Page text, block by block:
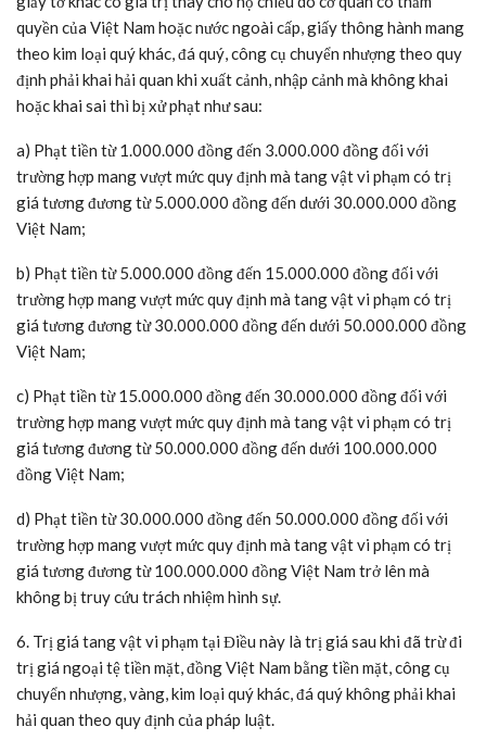
quyền của Việt Nam hoặc nước ngoài cấp, giấy thông hành mang
theo kim loại quý khác, đá quý, công cụ chuyển nhượng theo quy
định phải khai hải quan khi xuất cảnh, nhập cảnh mà không khai
hoặc khai sai thì bị xử phạt như sau:
a) Phạt tiền từ 1.000.000 đồng đến 3.000.000 đồng đối với
trường hợp mang vượt mức quy định mà tang vật vi phạm có trị
giá tương đương từ 5.000.000 đồng đến dưới 30.000.000 đồng
Việt Nam;
b) Phạt tiền từ 5.000.000 đồng đến 15.000.000 đồng đối với
trường hợp mang vượt mức quy định mà tang vật vi phạm có trị
giá tương đương từ 30.000.000 đồng đến dưới 50.000.000 đồng
Việt Nam;
c) Phạt tiền từ 15.000.000 đồng đến 30.000.000 đồng đối với
trường hợp mang vượt mức quy định mà tang vật vi phạm có trị
giá tương đương từ 50.000.000 đồng đến dưới 100.000.000
đồng Việt Nam;
d) Phạt tiền từ 30.000.000 đồng đến 50.000.000 đồng đối với
trường hợp mang vượt mức quy định mà tang vật vi phạm có trị
giá tương đương từ 100.000.000 đồng Việt Nam trở lên mà
không bị truy cứu trách nhiệm hình sự.
6. Trị giá tang vật vi phạm tại Điều này là trị giá sau khi đã trừ đi
trị giá ngoại tệ tiền mặt, đồng Việt Nam bằng tiền mặt, công cụ
chuyển nhượng, vàng, kim loại quý khác, đá quý không phải khai
hải quan theo quy định của pháp luật.